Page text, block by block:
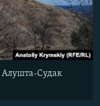
Алушта-Судак